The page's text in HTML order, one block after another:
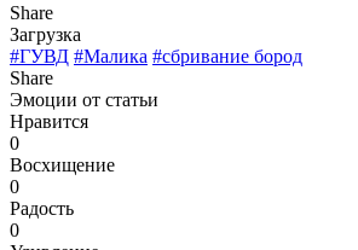
Share
Загрузка
#ГУВД #Малика #сбривание бород
Share
Эмоции от статьи
Нравится
0
Восхищение
0
Радость
0